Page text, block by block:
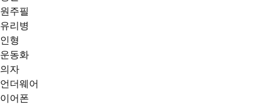
원주필
유리병
인형
운동화
의자
언더웨어
이어폰